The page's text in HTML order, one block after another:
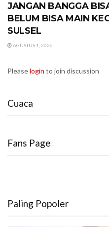
JANGAN BANGGA
BELUM BISA MAIN
SULSEL
AGUSTUS 1, 2026
Pleaselogin to join discussion
Cuaca
Fans Page
Paling Popoler